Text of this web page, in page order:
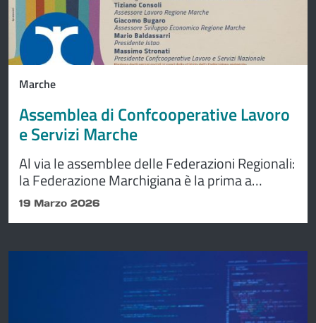
Marche
Assemblea di Confcooperative Lavoro
e Servizi Marche
Al via le assemblee delle Federazioni Regionali:
la Federazione Marchigiana è la prima a
celebrare la propria assemblea che si svolgerà
venerdì 20 marzo 2026 ore 15.00 a Camerano
19 Marzo 2026